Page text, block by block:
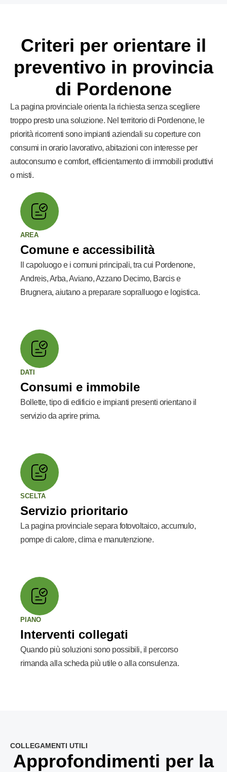
Criteri per orientare il
preventivo in provincia
di Pordenone
La pagina provinciale orienta la richiesta senza scegliere
troppo presto una soluzione. Nel territorio di Pordenone, le
priorità ricorrenti sono impianti aziendali su coperture con
consumi in orario lavorativo, abitazioni con interesse per
autoconsumo e comfort, efficientamento di immobili produttivi
o misti.
AREA
Comune e accessibilità
Il capoluogo e i comuni principali, tra cui Pordenone,
Andreis, Arba, Aviano, Azzano Decimo, Barcis e
Brugnera, aiutano a preparare sopralluogo e logistica.
DATI
Consumi e immobile
Bollette, tipo di edificio e impianti presenti orientano il
servizio da aprire prima.
SCELTA
Servizio prioritario
La pagina provinciale separa fotovoltaico, accumulo,
pompe di calore, clima e manutenzione.
PIANO
Interventi collegati
Quando più soluzioni sono possibili, il percorso
rimanda alla scheda più utile o alla consulenza.
COLLEGAMENTI UTILI
Approfondimenti per la